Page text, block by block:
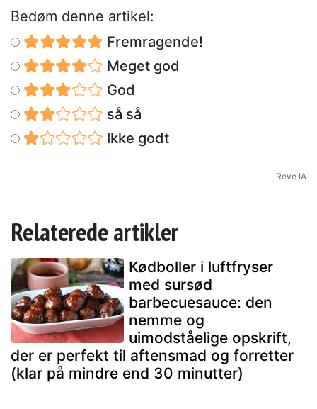
Bedøm denne artikel:
Fremragende!
Meget god
God
så så
Ikke godt
Reve IA
Relaterede artikler
Kødboller i luftfryser
med sursød
barbecuesauce: den
nemme og
uimodståelige opskrift,
der er perfekt til aftensmad og forretter
(klar på mindre end 30 minutter)